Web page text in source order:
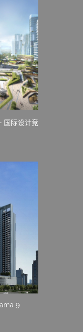
国际设计竞
9